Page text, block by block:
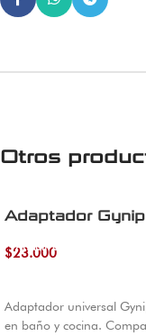
Otros
Adaptador
$23.000
Añadir al carrito
Adaptador universal
en baño y cocina.